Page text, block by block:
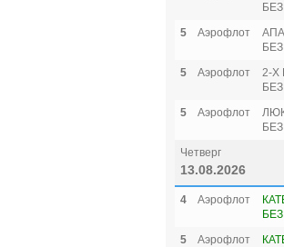
5
Аэрофлот
5
Аэрофлот
2-Х
5
Аэрофлот
Четверг
13.08.2026
4 Аэрофлот
5
Аэрофлот